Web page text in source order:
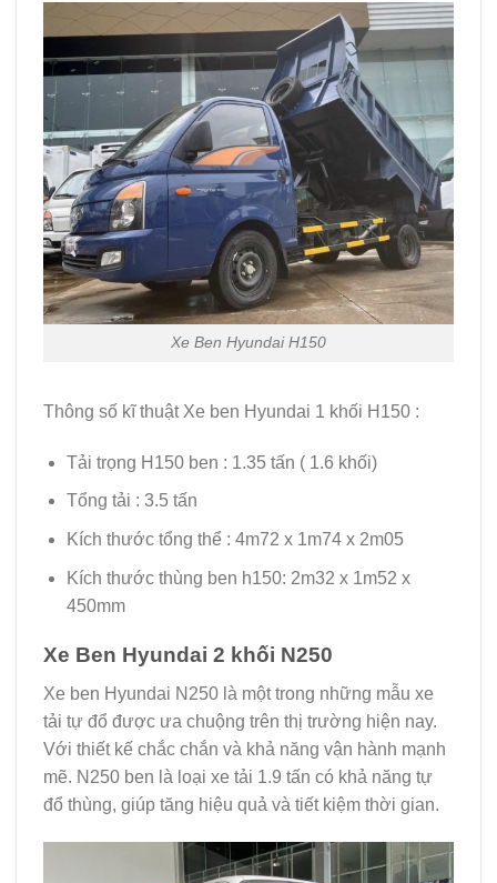
Xe Ben Hyundai H150
Thông số kĩ thuật Xe ben Hyundai 1 khối H150 :
Tải trọng H150 ben : 1.35 tấn ( 1.6 khối)
Tổng tải : 3.5 tấn
Kích thước tổng thể : 4m72 x 1m74 x 2m05
Kích thước thùng ben h150: 2m32 x 1m52 x
450mm
Xe Ben Hyundai 2 khối N250
Xe ben Hyundai N250 là một trong những mẫu xe
tải tự đổ được ưa chuộng trên thị trường hiện nay.
Với thiết kế chắc chắn và khả năng vận hành mạnh
mẽ. N250 ben là loại xe tải 1.9 tấn có khả năng tự
đổ thùng, giúp tăng hiệu quả và tiết kiệm thời gian.